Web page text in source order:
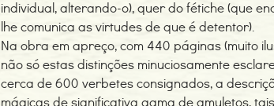
individual, alterando-o), quer do fétiche (que
lhe comunica as virtudes de que é detentor).
Na obra em apreço, com 440 páginas (muito
não só estas distinções minuciosamente
cerca de 600 verbetes consignados, a
mágicas de significativa gama de amuletos,